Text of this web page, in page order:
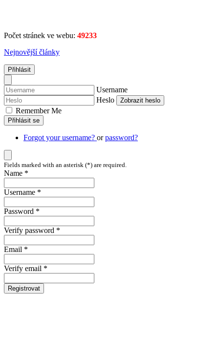
Počet stránek ve webu: 49233
Nejnovější články
Přihlásit
Username
Heslo
Zobrazit heslo
Remember Me
Přihlásit se
Forgot your username? orpassword?
Fields marked with an asterisk (*) are required.
Name *
Username *
Password *
Verify password *
Email *
Verify email *
Registrovat